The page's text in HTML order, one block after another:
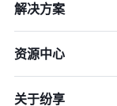
解决方案
资源中心
关于纷享